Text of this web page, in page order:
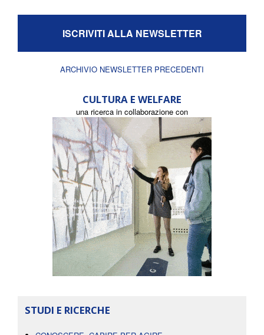
ISCRIVITI ALLA NEWSLETTER
ARCHIVIO NEWSLETTER PRECEDENTI
CULTURA E WELFARE
una ricerca in collaborazione con
STUDI E RICERCHE